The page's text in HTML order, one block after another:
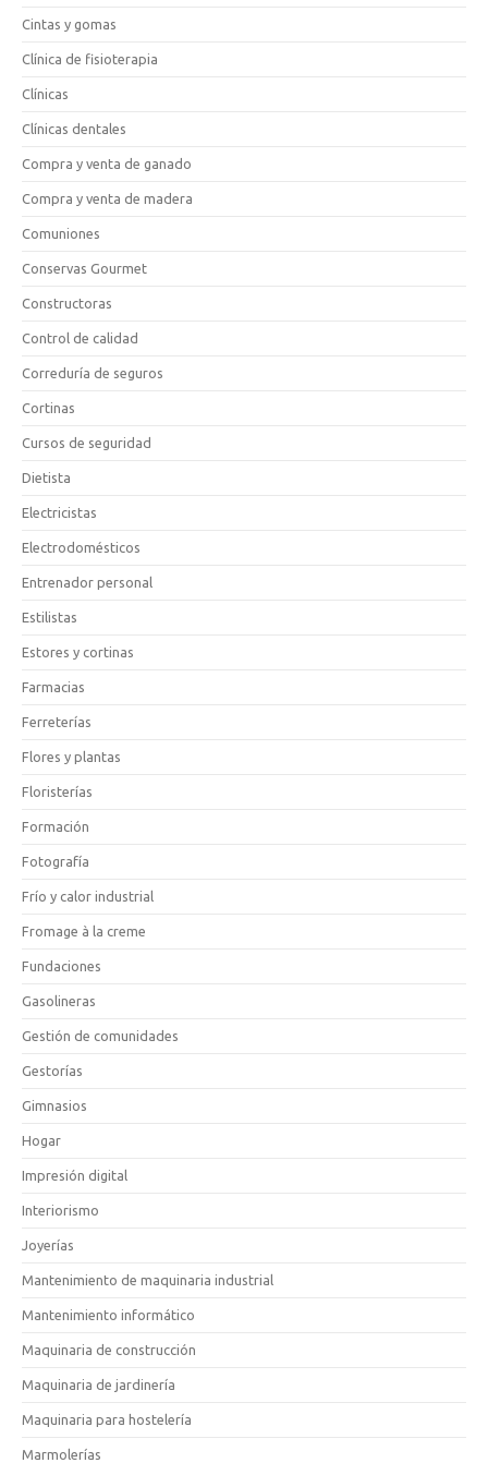
Cintas y gomas
Clínica de fisioterapia
Clínicas
Clínicas dentales
Compra y venta de ganado
Compra y venta de madera
Comuniones
Conservas Gourmet
Constructoras
Control de calidad
Correduría de seguros
Cortinas
Cursos de seguridad
Dietista
Electricistas
Electrodomésticos
Entrenador personal
Estilistas
Estores y cortinas
Farmacias
Ferreterías
Flores y plantas
Floristerías
Formación
Fotografía
Frío y calor industrial
Fromage à la creme
Fundaciones
Gasolineras
Gestión de comunidades
Gestorías
Gimnasios
Hogar
Impresión digital
Interiorismo
Joyerías
Mantenimiento de maquinaria industrial
Mantenimiento informático
Maquinaria de construcción
Maquinaria de jardinería
Maquinaria para hostelería
Marmolerías